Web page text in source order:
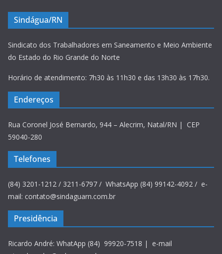
Sindágua/RN
Sindicato dos Trabalhadores em Saneamento e Meio Ambiente
do Estado do Rio Grande do Norte
Horário de atendimento: 7h30 às 11h30 e das 13h30 às 17h30.
Endereços
Rua Coronel José Bernardo, 944 – Alecrim, Natal/RN | CEP
59040-280
Telefones
(84) 3201-1212 / 3211-6797 / WhatsApp (84) 99142-4092 / e-
mail: contato@sindaguarn.com.br
Presidência
Ricardo André: WhatApp (84) 99920-7518 | e-mail